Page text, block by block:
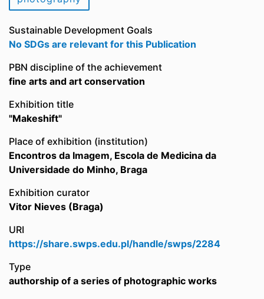
Sustainable Development Goals
No SDGs are relevant for this Publication
PBN discipline of the achievement
fine arts and art conservation
Exhibition title
"Makeshift"
Place of exhibition (institution)
Encontros da Imagem, Escola de Medicina da
Universidade do Minho, Braga
Exhibition curator
Vitor Nieves (Braga)
URI
https://share.swps.edu.pl/handle/swps/2284
Type
authorship of a series of photographic works